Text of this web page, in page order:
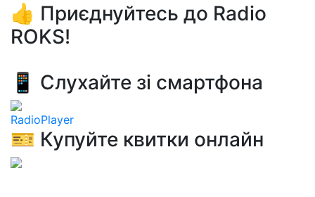
👍 Приєднуйтесь до Radio
ROKS!
📱 Слухайте зі смартфона
RadioPlayer
🎫 Купуйте квитки онлайн